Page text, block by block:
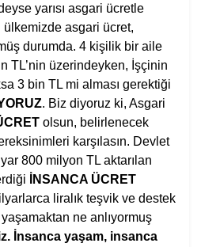
yarısı asgari ücretle
ülkemizde asgari ücret,
durumda. 4 kişilik bir aile
TL’nin üzerindeyken, İşçinin
3 bin TL mi alması gerektiği
. Biz diyoruz ki, Asgari
olsun, belirlenecek
karşılasın. Devlet
800 milyon TL aktarılan
İNSANCA ÜCRET
liralık teşvik ve destek
ne anlıyormuş
İnsanca yaşam, insanca